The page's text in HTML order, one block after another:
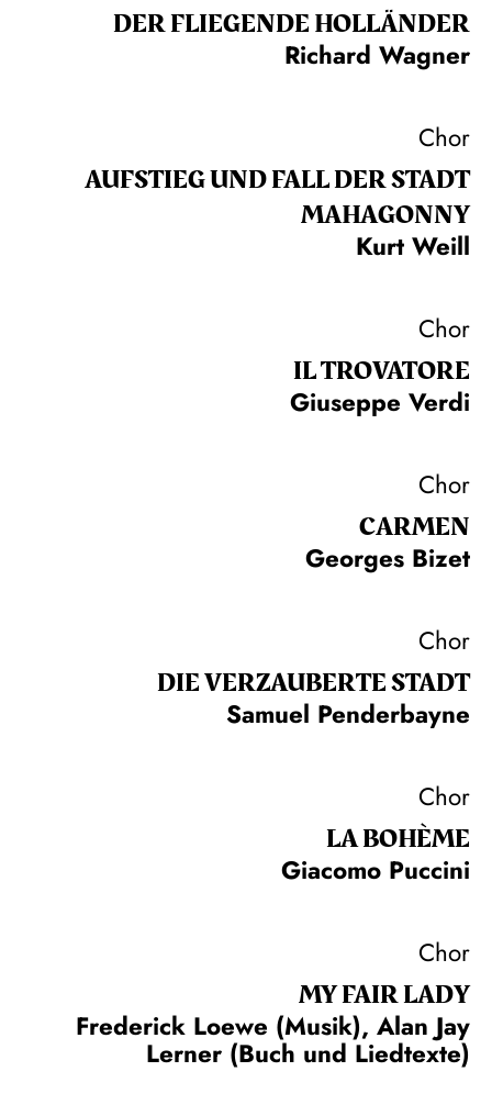
DER FLIE­GEN­DE HOL­LÄN­DER
Richard Wagner
Chor
AUFSTIEG UND FALL DER STADT
MAHAGONNY
Kurt Weill
Chor
IL TROVA­TORE
Giuseppe Verdi
Chor
CARMEN
Georges Bizet
Chor
DIE VERZAUBERTE STADT
Samuel Penderbayne
Chor
LA BOHÈME
Giacomo Puccini
Chor
MY FAIR LADY
Frederick Loewe (Musik), Alan Jay
Lerner (Buch und Liedtexte)